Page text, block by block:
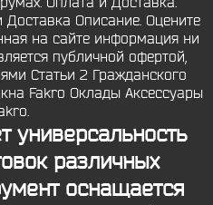
Описание. Оцените
на сайте информация ни
публичной офертой,
Статьи 2 Гражданского
Fakro Оклады Аксессуары
универсальность
различных
оснащается